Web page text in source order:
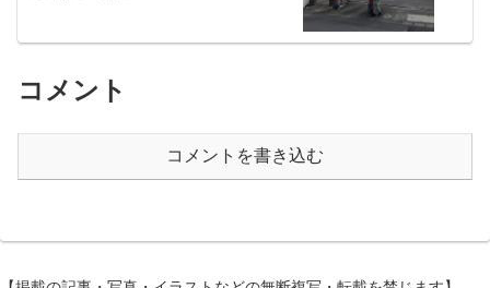
コメント
コメントを書き込む